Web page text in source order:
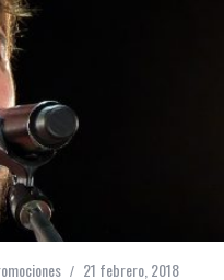
21 febrero, 2018